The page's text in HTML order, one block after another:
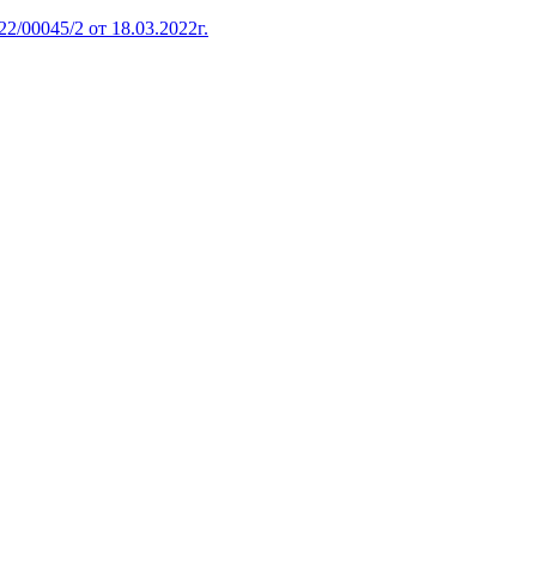
2 от 18.03.2022г.